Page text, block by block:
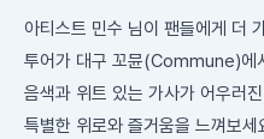
아티스트 민수 님이 팬들에게 더
투어가 대구 꼬뮨(Commune)에
음색과 위트 있는 가사가 어우러
특별한 위로와 즐거움을 느껴보